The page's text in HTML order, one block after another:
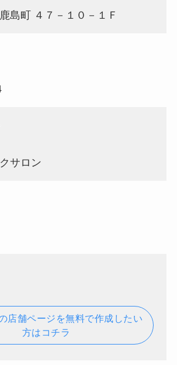
島町 ４７－１０－１Ｆ
サロン
店舗ページを無料で作成したい
方はコチラ